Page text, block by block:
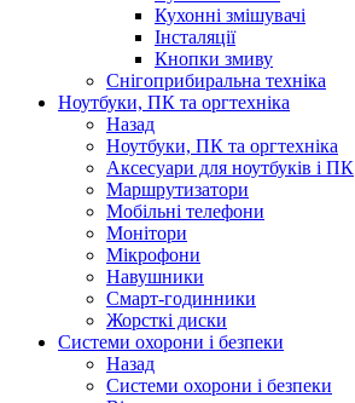
Кухонні змішувачі
Інсталяції
Кнопки змиву
Снігоприбиральна техніка
Ноутбуки, ПК та оргтехніка
Назад
Ноутбуки, ПК та оргтехніка
Аксесуари для ноутбуків і ПК
Маршрутизатори
Мобільні телефони
Монітори
Мікрофони
Навушники
Смарт-годинники
Жорсткі диски
Системи охорони і безпеки
Назад
Системи охорони і безпеки